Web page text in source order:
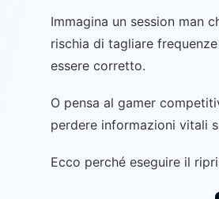
Immagina un session man
rischia di tagliare
essere corretto.
O pensa al gamer
perdere informazioni vitali
Ecco perché eseguire il